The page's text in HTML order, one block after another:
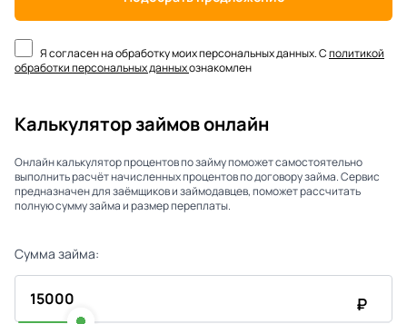
Я согласен на обработку моих персональных данных. Сполитикой
обработки персональных данныхознакомлен
Калькулятор займов онлайн
Онлайн калькулятор процентов по займу поможет самостоятельно
выполнить расчёт начисленных процентов по договору займа. Сервис
предназначен для заёмщиков и займодавцев, поможет рассчитать
полную сумму займа и размер переплаты.
Сумма займа:
₽